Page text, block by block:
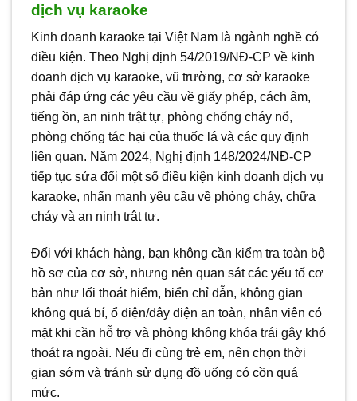
dịch vụ karaoke
Kinh doanh karaoke tại Việt Nam là ngành nghề có
điều kiện. Theo Nghị định 54/2019/NĐ-CP về kinh
doanh dịch vụ karaoke, vũ trường, cơ sở karaoke
phải đáp ứng các yêu cầu về giấy phép, cách âm,
tiếng ồn, an ninh trật tự, phòng chống cháy nổ,
phòng chống tác hại của thuốc lá và các quy định
liên quan. Năm 2024, Nghị định 148/2024/NĐ-CP
tiếp tục sửa đổi một số điều kiện kinh doanh dịch vụ
karaoke, nhấn mạnh yêu cầu về phòng cháy, chữa
cháy và an ninh trật tự.
Đối với khách hàng, bạn không cần kiểm tra toàn bộ
hồ sơ của cơ sở, nhưng nên quan sát các yếu tố cơ
bản như lối thoát hiểm, biển chỉ dẫn, không gian
không quá bí, ổ điện/dây điện an toàn, nhân viên có
mặt khi cần hỗ trợ và phòng không khóa trái gây khó
thoát ra ngoài. Nếu đi cùng trẻ em, nên chọn thời
gian sớm và tránh sử dụng đồ uống có cồn quá
mức.